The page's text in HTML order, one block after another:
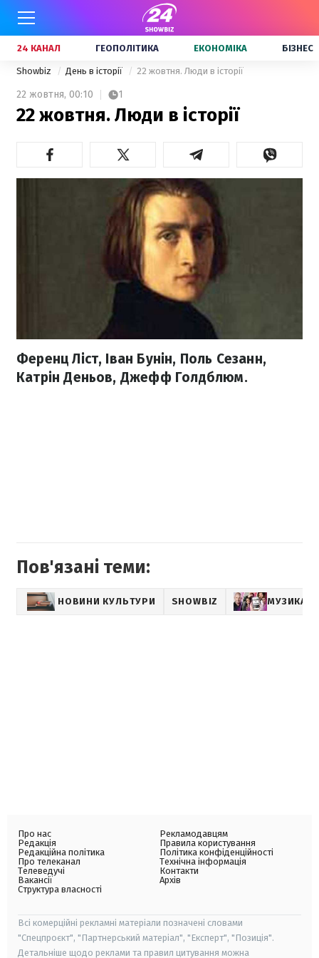
24 КАНАЛ ГЕОПОЛІТИКА ЕКОНОМІКА БІЗНЕС
Showbiz День в історії 22 жовтня. Люди в історії
22 жовтня, 00:10 1
22 жовтня. Люди в історії
Ференц Ліст, Іван Бунін, Поль Сезанн,
Катрін Деньов, Джефф Голдблюм.
Пов'язані теми:
НОВИНИ КУЛЬТУРИ SHOWBIZ МУЗИКА
Про нас
Редакція
Редакційна політика
Про телеканал
Телеведучі
Вакансії
Структура власності
Рекламодавцям
Правила користування
Політика конфіденційності
Технічна інформація
Контакти
Архів
Всі комерційні рекламні матеріали позначені словами
"Спецпроєкт", "Партнерський матеріал", "Експерт", "Позиція".
Детальніше щодо реклами та правил цитування можна